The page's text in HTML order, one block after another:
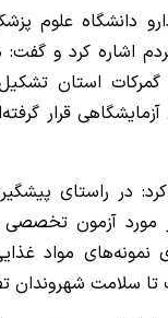
دانشگاه علوم
گمرکات استان
قرار
در راستای
از 10 هزار مورد
نمونه‌های مواد
تا سلامت شهروندان